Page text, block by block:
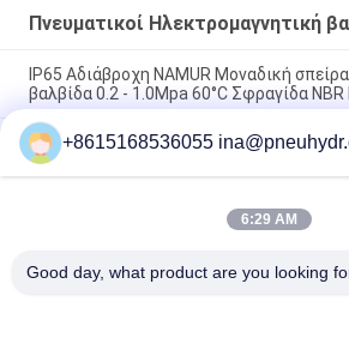
Πνευματικοί Ηλεκτρομαγνητική
IP65 Αδιάβροχη NAMUR Μοναδική
βαλβίδα 0.2 - 1.0Mpa 60°C Σφραγίδα NBR
FV-L10 Εν σειρά 5 οδών Πνευματική
M7
Μόλυβδος DOOS - δακτυλογραφήστε τη
ΣΥΝΕΧΟΎΣ 29W σφυγμού σπειρών DC24V
+8615168536055
6:29 AM
Good day, what product are you looking